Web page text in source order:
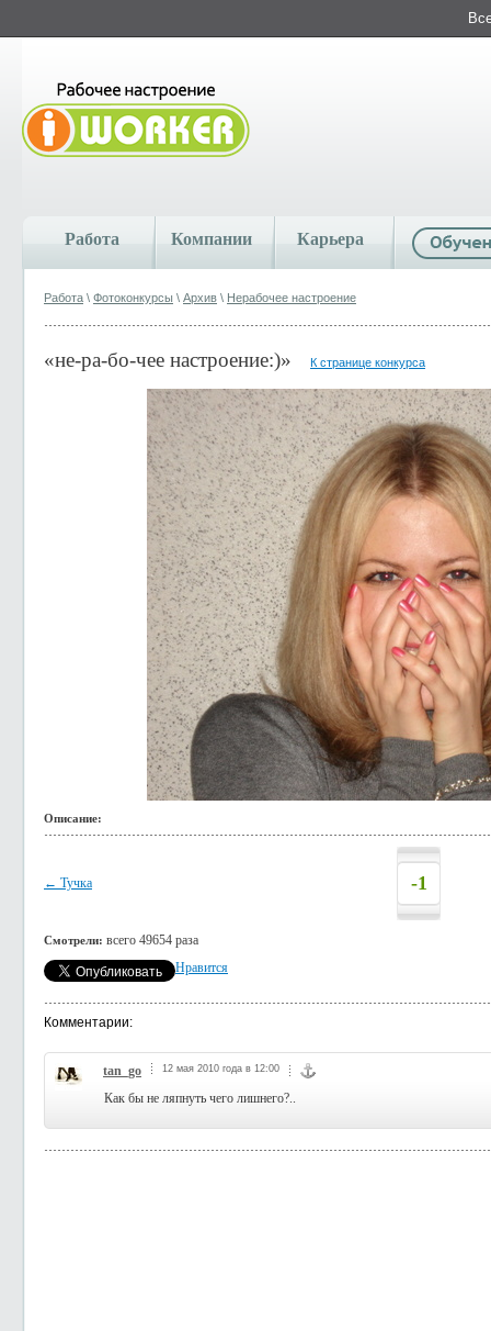
Работа Компании Карьера
Работа \ Фотоконкурсы \ Архив \ Нерабочее настроение
«не-ра-бо-чее настроение:)» К странице конкурса
Описание:
← Тучка -1
Смотрели: всего 49654 раза
Нравится
Комментарии:
tan_go 12 мая 2010 года в 12:00
Как бы не ляпнуть чего лишнего?..